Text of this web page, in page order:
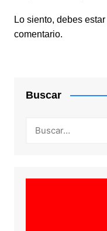
Lo siento, debes estar
comentario.
Buscar